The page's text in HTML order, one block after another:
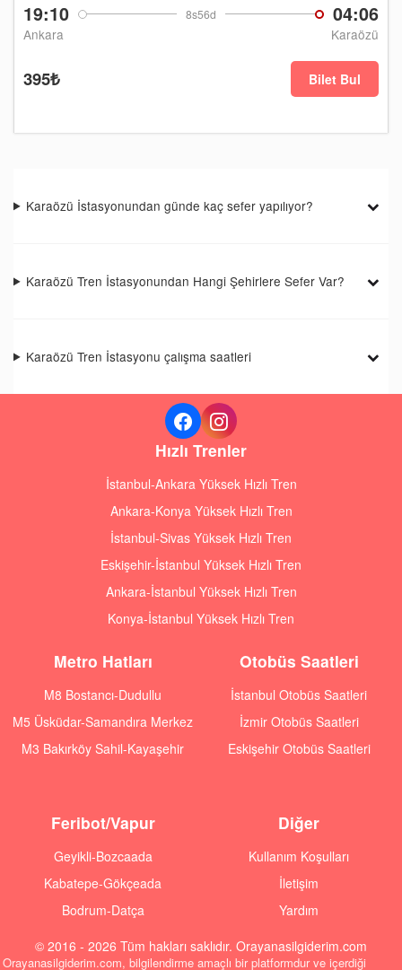
19:10 8s56d 04:06
Ankara Karaözü
395₺ Bilet Bul
Karaözü İstasyonundan günde kaç sefer yapılıyor?
Karaözü Tren İstasyonundan Hangi Şehirlere Sefer Var?
Karaözü Tren İstasyonu çalışma saatleri
Hızlı Trenler
İstanbul-Ankara Yüksek Hızlı Tren
Ankara-Konya Yüksek Hızlı Tren
İstanbul-Sivas Yüksek Hızlı Tren
Eskişehir-İstanbul Yüksek Hızlı Tren
Ankara-İstanbul Yüksek Hızlı Tren
Konya-İstanbul Yüksek Hızlı Tren
Metro Hatları
M8 Bostancı-Dudullu
M5 Üsküdar-Samandıra Merkez
M3 Bakırköy Sahil-Kayaşehir
Otobüs Saatleri
İstanbul Otobüs Saatleri
İzmir Otobüs Saatleri
Eskişehir Otobüs Saatleri
Feribot/Vapur
Geyikli-Bozcaada
Kabatepe-Gökçeada
Bodrum-Datça
Diğer
Kullanım Koşulları
İletişim
Yardım
© 2016 - 2026 Tüm hakları saklıdır. Orayanasilgiderim.com
Orayanasilgiderim.com, bilgilendirme amaçlı bir platformdur ve içerdiği